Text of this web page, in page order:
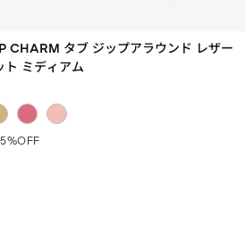
CHARM タブ ジップアラウンド レザー
ト ミディアム